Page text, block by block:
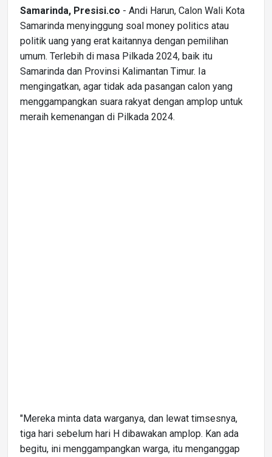
Samarinda, Presisi.co - Andi Harun, Calon Wali Kota
Samarinda menyinggung soal money politics atau
politik uang yang erat kaitannya dengan pemilihan
umum. Terlebih di masa Pilkada 2024, baik itu
Samarinda dan Provinsi Kalimantan Timur. Ia
mengingatkan, agar tidak ada pasangan calon yang
menggampangkan suara rakyat dengan amplop untuk
meraih kemenangan di Pilkada 2024.
"Mereka minta data warganya, dan lewat timsesnya,
tiga hari sebelum hari H dibawakan amplop. Kan ada
begitu, ini menggampangkan warga, itu menganggap